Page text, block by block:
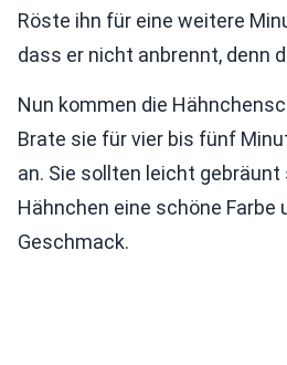
Röste ihn für eine weitere
dass er nicht anbrennt, denn
Nun kommen die
Brate sie für vier bis fünf
an. Sie sollten leicht gebräunt
Hähnchen eine schöne Farbe
Geschmack.